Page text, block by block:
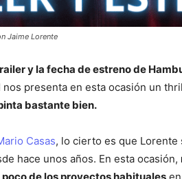
Jaime Lorente
y la fecha de estreno de
nos presenta en esta ocasión un
bastante bien.
Casas, lo cierto es que Lorente
hace unos años. En esta ocasión,
de los proyectos habituales